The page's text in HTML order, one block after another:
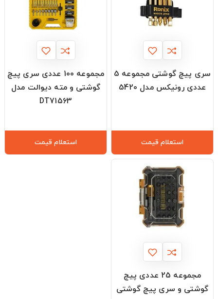
سری پیچ گوشتی مجموعه 5
عددی رونیکس مدل 5420
استعلام قیمت
مجموعه 100 عددی سری پیچ
گوشتی و مته دیوالت مدل
DT71563
استعلام قیمت
مجموعه 25 عددی پیچ
گوشتی و سری پیچ گوشتی